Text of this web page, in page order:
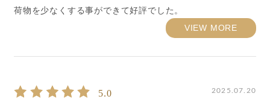
荷物を少なくする事ができて好評でした。
VIEW MORE
5.0 2025.07.20